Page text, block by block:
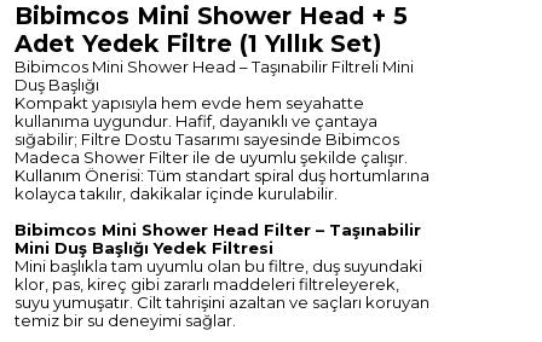
Bibimcos Mini Shower Head + 5
Adet Yedek Filtre (1 Yıllık Set)
Bibimcos Mini Shower Head – Taşınabilir Filtreli Mini
Duş Başlığı
Kompakt yapısıyla hem evde hem seyahatte
kullanıma uygundur. Hafif, dayanıklı ve çantaya
sığabilir; Filtre Dostu Tasarımı sayesinde Bibimcos
Madeca Shower Filter ile de uyumlu şekilde çalışır.
Kullanım Önerisi: Tüm standart spiral duş hortumlarına
kolayca takılır, dakikalar içinde kurulabilir.
Bibimcos Mini Shower Head Filter – Taşınabilir
Mini Duş Başlığı Yedek Filtresi
Mini başlıkla tam uyumlu olan bu filtre, duş suyundaki
klor, pas, kireç gibi zararlı maddeleri filtreleyerek,
suyu yumuşatır. Cilt tahrişini azaltan ve saçları koruyan
temiz bir su deneyimi sağlar.